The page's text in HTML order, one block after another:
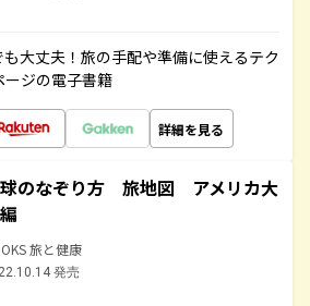
大丈夫！旅の手配や準備に使えるテク
ージの電子書籍
詳細を見る
のなぞり方 旅地図 アメリカ大
旅と健康
発売